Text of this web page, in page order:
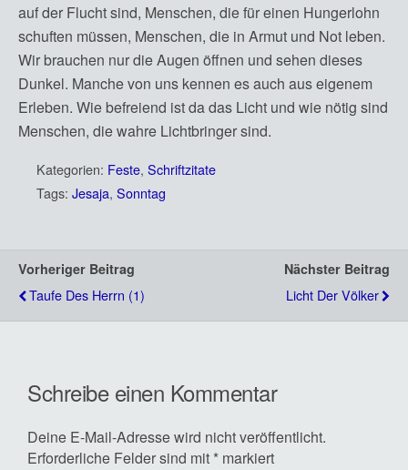
auf der Flucht sind, Menschen, die für einen Hungerlohn
schuften müssen, Menschen, die in Armut und Not leben.
Wir brauchen nur die Augen öffnen und sehen dieses
Dunkel. Manche von uns kennen es auch aus eigenem
Erleben. Wie befreiend ist da das Licht und wie nötig sind
Menschen, die wahre Lichtbringer sind.
Kategorien: Feste, Schriftzitate
Tags: Jesaja, Sonntag
Vorheriger Beitrag
Taufe Des Herrn (1)
Nächster Beitrag
Licht Der Völker
Schreibe einen Kommentar
Deine E-Mail-Adresse wird nicht veröffentlicht.
Erforderliche Felder sind mit * markiert